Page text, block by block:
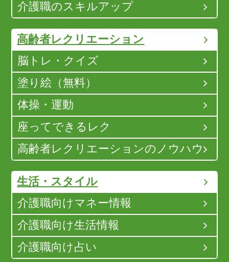
介護職のスキルアップ
高齢者レクリエーション
脳トレ・クイズ
塗り絵（無料）
体操・運動
座ってできるレク
高齢者レクリエーションのノウハウ
生活・スタイル
介護職向けマネー情報
介護職向け生活情報
介護職向け占い